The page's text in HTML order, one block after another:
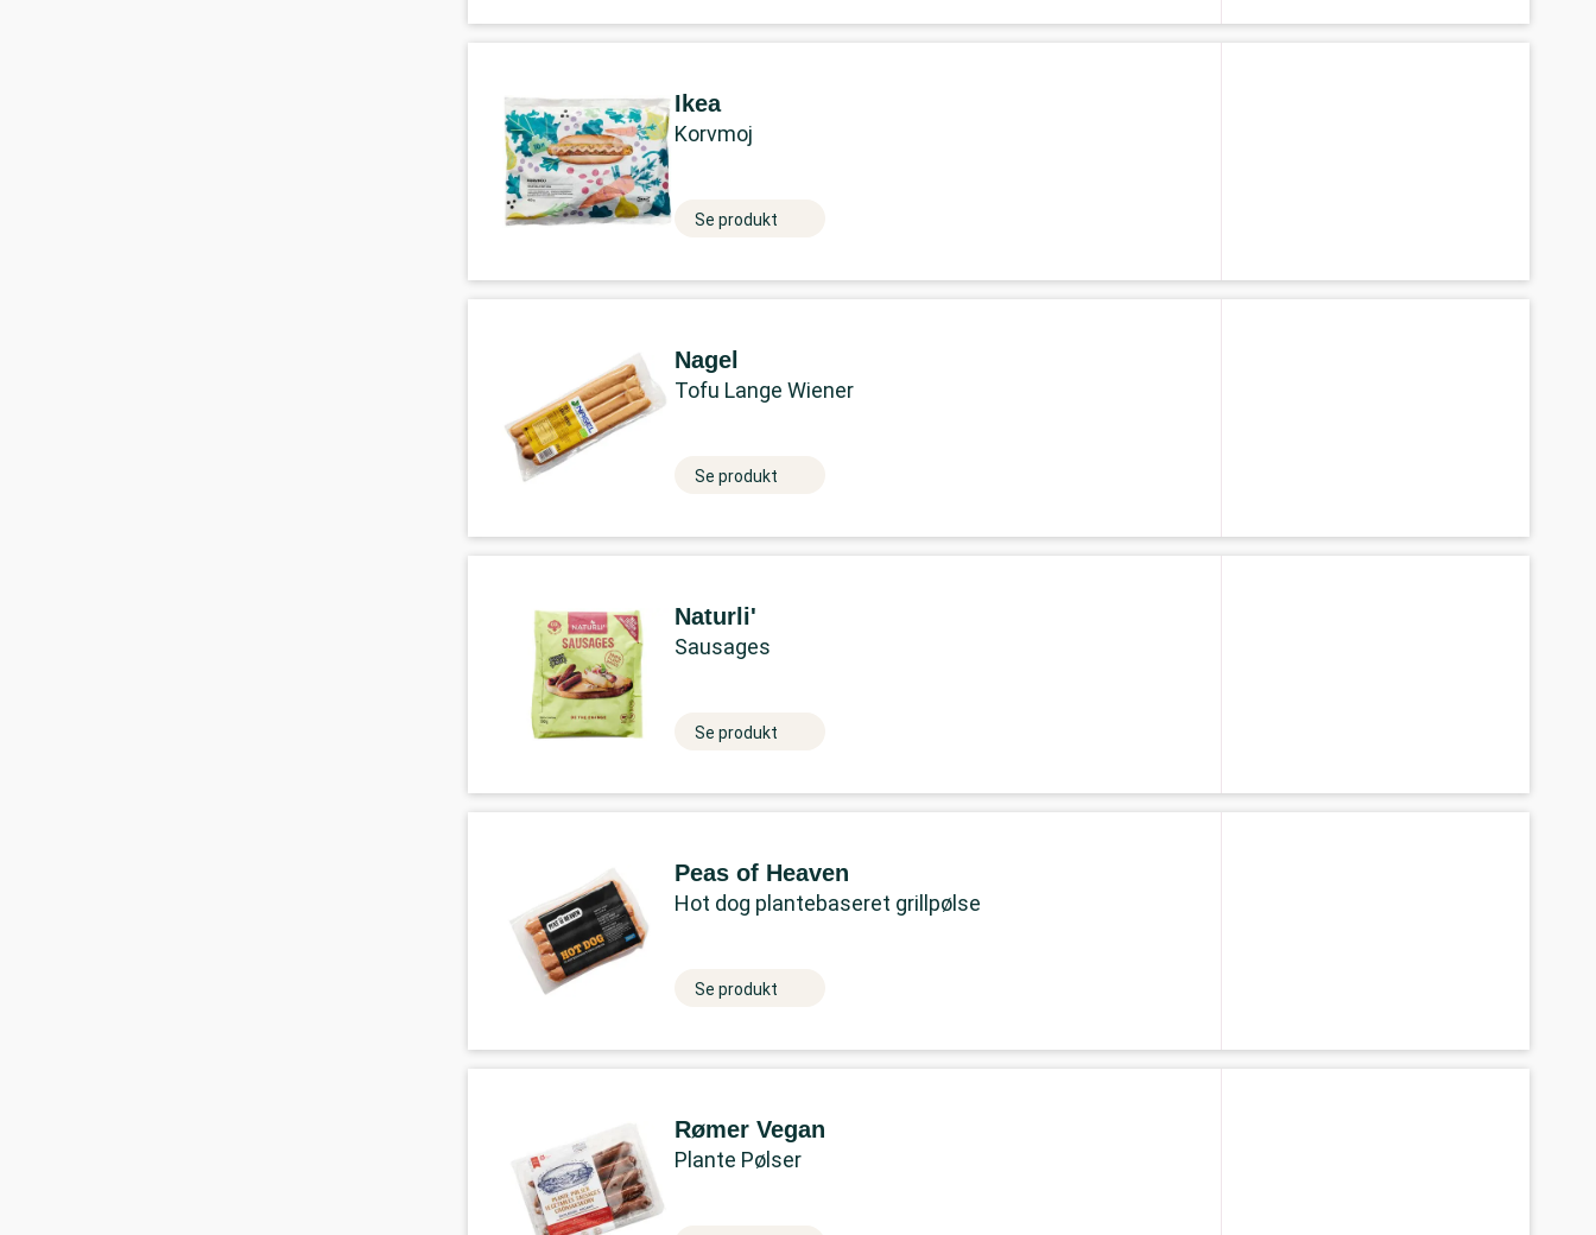
Ikea
Korvmoj
Se produkt
Nagel
Tofu Lange Wiener
Se produkt
Naturli'
Sausages
Se produkt
Peas of Heaven
Hot dog plantebaseret grillpølse
Se produkt
Rømer Vegan
Plante Pølser